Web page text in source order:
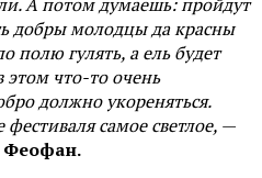
добры молодцы да красны
полю гулять, а ель будет
этом что-то очень
должно укореняться.
самое светлое, —
Феофан.